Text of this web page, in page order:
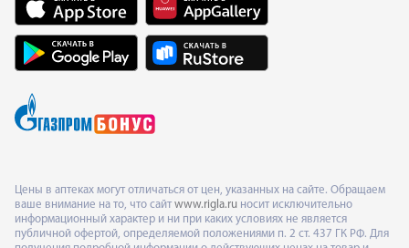
Цены в аптеках могут отличаться от цен, указанных на сайте. Обращаем
ваше внимание на то, что сайт www.rigla.ru носит исключительно
информационный характер и ни при каких условиях не является
публичной офертой, определяемой положениями п. 2 ст. 437 ГК РФ. Для